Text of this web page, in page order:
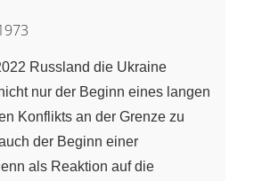
Russland die Ukraine
nur der Beginn eines langen
Konflikts an der Grenze zu
der Beginn einer
als Reaktion auf die